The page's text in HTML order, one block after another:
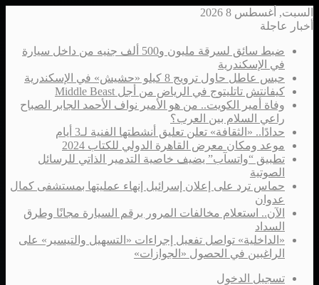
السبت, أغسطس 8 2026
أخبار عاجلة
ضبط سائق لسرقة مليون و500 ألف جنيه من داخل سيارة
في الإسكندرية
حبس عاطل حاول ترويج 8 كيلو «حشيش» في الإسكندرية
كيفانتش تاتليتوج في الرياض من أجل Middle Beast
وفاة أمير الكويت.. من هو الأمير نواف الأحمد الجابر الصباح
راعي السلام بين العرب؟
حدادًا.. «الثقافة» تعلن تعليق أنشطتها الفنية لـ3 أيام
موعد ومكان معرض القاهرة الدولي للكتاب 2024
تطبيق “واتسآب” يضيف خاصية التدمير الذاتي للرسائل
الصوتية
حماس ترد على إعلان إسرائيل إنهاء عمليتها بمستشفى كمال
عدوان
الآن.. استعلام مخالفات المرور برقم السيارة مجانًا وطرق
السداد
«الداخلية» تواصل تفعيل إجراءات «التسهيل والتيسير» على
الراغبين في الحصول «الجوازات»
تسجيل الدخول